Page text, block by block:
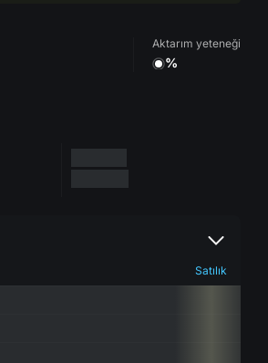
Aktarım yeteneği
%
Satılık